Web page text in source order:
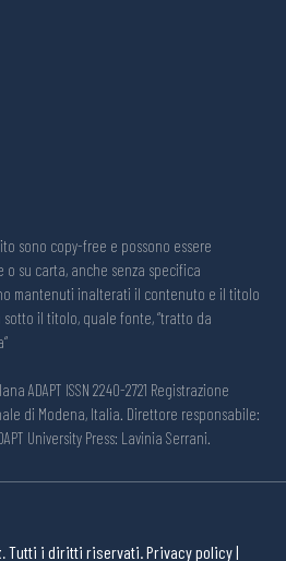
sono copy-free e possono essere
su carta, anche senza specifica
mantenuti inalterati il contenuto e il titolo
il titolo, quale fonte, “tratto da
ADAPT ISSN 2240-2721 Registrazione
di Modena, Italia. Direttore responsabile:
University Press: Lavinia Serrani.
Tutti i diritti riservati.Privacy policy|